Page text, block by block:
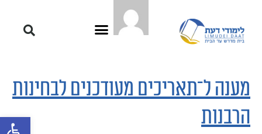
פתח
מענה ל־תאריכים מעודכנים לבחינות
הרבנות